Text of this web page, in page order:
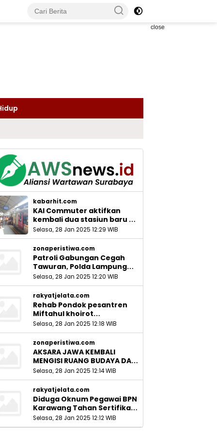
close
kabarhit.com
KAI Commuter aktifkan
kembali dua stasiun baru di
Sidoarjo_
Selasa, 28 Jan 2025 12:29 WIB
zonaperistiwa.com
Patroli Gabungan Cegah
Tawuran, Polda Lampung
Ingatkan Peran Orang Tua
Selasa, 28 Jan 2025 12:20 WIB
rakyatjelata.com
Rehab Pondok pesantren
Miftahul khoirot
Meninggalkan Hutang Ke
Material, Mantan Kadis PUPR
Harus Bertanggung Jawab
Selasa, 28 Jan 2025 12:18 WIB
zonaperistiwa.com
AKSARA JAWA KEMBALI
MENGISI RUANG BUDAYA DAN
SITUS LELUHUR NUSANTARA
Selasa, 28 Jan 2025 12:14 WIB
rakyatjelata.com
Diduga Oknum Pegawai BPN
Karawang Tahan Sertifikat
Pemohon PTSL
Selasa, 28 Jan 2025 12:12 WIB